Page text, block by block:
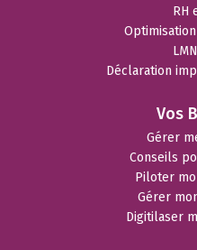
RH
Déclaration
Vos
Gérer
Conseils
Piloter
Gérer
Digitilaser